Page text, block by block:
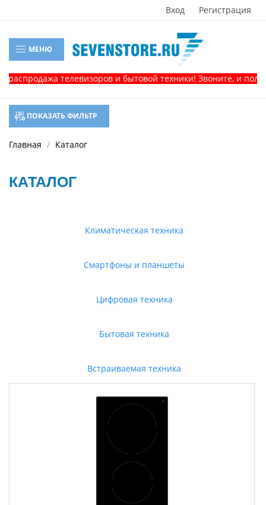
Вход Регистрация
МЕНЮ
телевизоров и бытовой техники! Звоните, и получите
ПОКАЗАТЬ ФИЛЬТР
Главная Каталог
КАТАЛОГ
Климатическая техника
Смартфоны и планшеты
Цифровая техника
Бытовая техника
Встраиваемая техника